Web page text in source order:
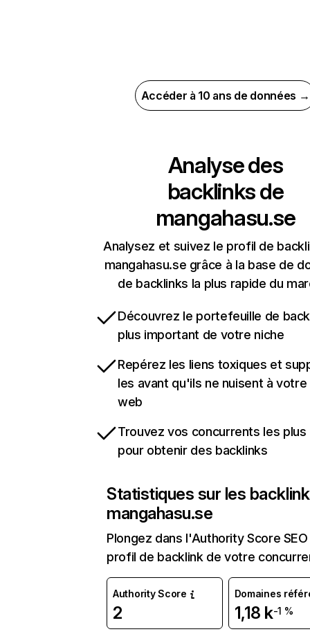
Accéder à 10 ans de données →
Analyse des
backlinks de
mangahasu.se
Analysez et suivez le profil de
mangahasu.se grâce à la base de
de backlinks la plus rapide du
Découvrez le portefeuille de
plus important de votre niche
Repérez les liens toxiques et
les avant qu'ils ne nuisent à
web
Trouvez vos concurrents les
pour obtenir des backlinks
Statistiques sur les
mangahasu.se
Plongez dans l'Authority Score
profil de backlink de votre
Authority Score
2
Domaines
1,18 k-1 %